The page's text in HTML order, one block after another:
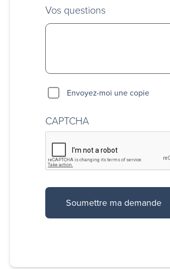
Vos questions
Envoyez-moi une copie
CAPTCHA